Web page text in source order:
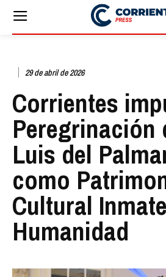
29 de abril de 2026
Corrientes
Peregrinación
Luis del
como
Cultural
Humanidad